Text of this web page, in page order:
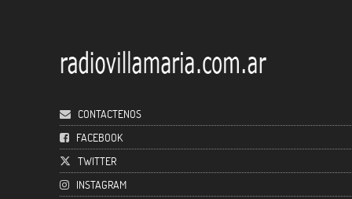
CONTACTENOS
FACEBOOK
TWITTER
INSTAGRAM